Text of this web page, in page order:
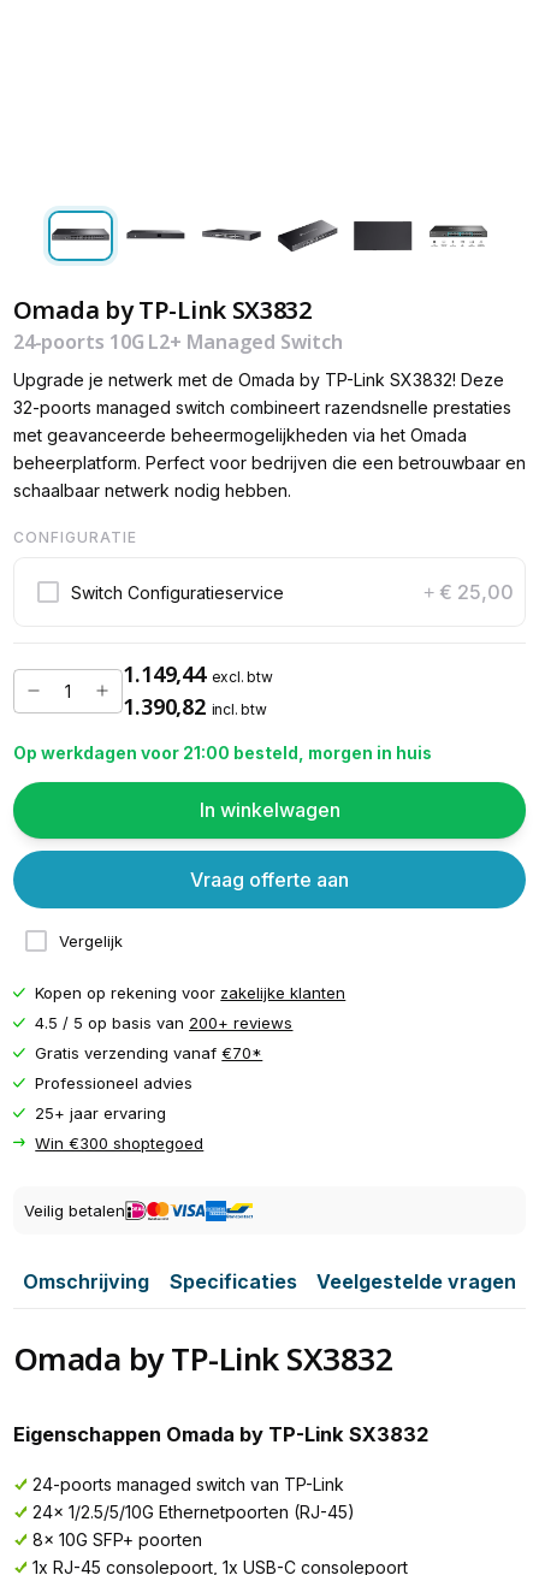
Omada by TP-Link SX3832
24-poorts 10G L2+ Managed Switch
Upgrade je netwerk met de Omada by TP-Link SX3832! Deze
32-poorts managed switch combineert razendsnelle prestaties
met geavanceerde beheermogelijkheden via het Omada
beheerplatform. Perfect voor bedrijven die een betrouwbaar en
schaalbaar netwerk nodig hebben.
CONFIGURATIE
Switch Configuratieservice + € 25,00
1.149,44 excl. btw
1.390,82 incl. btw
Op werkdagen voor 21:00 besteld, morgen in huis
In winkelwagen
Vergelijk
Vraag offerte aan
Kopen op rekening voor zakelijke klanten
4.5 / 5 op basis van 200+ reviews
Gratis verzending vanaf€70*
Professioneel advies
25+ jaar ervaring
Win €300 shoptegoed
Veilig betalen
Omschrijving Specificaties Veelgestelde vragen
Omada by TP-Link SX3832
Eigenschappen Omada by TP-Link SX3832
24-poorts managed switch van TP-Link
24x 1/2.5/5/10G Ethernetpoorten (RJ-45)
8x 10G SFP+ poorten
1x RJ-45 consolepoort, 1x USB-C consolepoort